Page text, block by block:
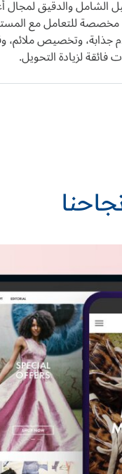
الشامل والدقيق لمجال
مخصصة للتعامل مع
وتخصيص ملائم،
فائقة لزيادة التحويل.